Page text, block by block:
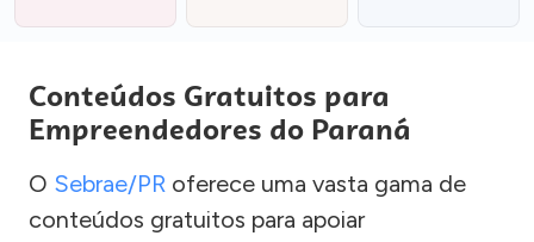
Conteúdos Gratuitos para
Empreendedores do Paraná
O Sebrae/PR oferece uma vasta gama de
conteúdos gratuitos para apoiar